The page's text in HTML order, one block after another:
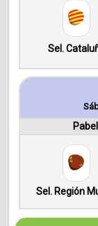
Sel.
Sel. Región